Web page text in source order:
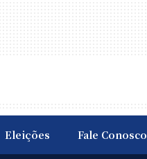
Eleições Fale Conosco